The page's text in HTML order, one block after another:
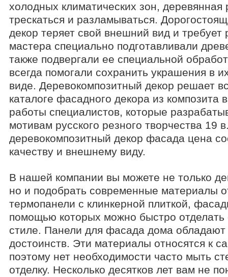
холодных климатических зон, деревянная
трескаться и разламываться.
декор теряет свой внешний вид и требует
мастера специально подготавливали
также подвергали ее специальной
всегда помогали сохранить украшения в
виде. Деревокомпозитный декор решает
каталоге фасадного декора из композита
работы специалистов, которые
мотивам русского резного творчества 19
деревокомпозитный декор фасада цена
качеству и внешнему виду.
В нашей компании вы можете не только
но и подобрать современные материалы
термопанели с клинкерной плиткой,
помощью которых можно быстро
стиле. Панели для фасада дома
достоинств. Эти материалы относятся к
поэтому нет необходимости часто мыть
отделку. Несколько десятков лет вам не